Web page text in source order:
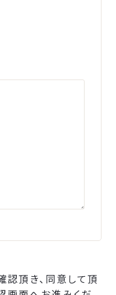
認頂き、同意して頂